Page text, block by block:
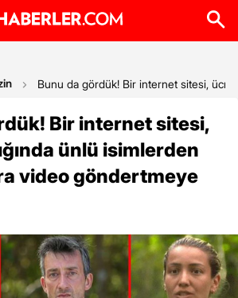
Bunu da gördük! Bir internet sitesi,
Bir internet sitesi,
ünlü isimlerden
video göndertmeye